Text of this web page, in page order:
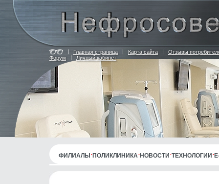
Главная страница Карта сайта
Отзывы
Форум
Личный кабинет
ФИЛИАЛЫ ПОЛИКЛИНИКА НОВОСТИ ТЕХНОЛОГИИ